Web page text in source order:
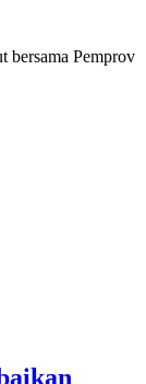
bersama Pemprov